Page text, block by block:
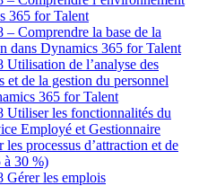
365 for Talent
Comprendre la base de la
dans Dynamics 365 for Talent
de l’analyse des
et de la gestion du personnel
365 for Talent
Utiliser les fonctionnalités du
Employé et Gestionnaire
processus d’attraction et de
à 30 %)
Gérer les emplois